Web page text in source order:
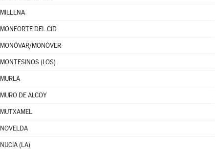
MILLENA
MONFORTE DEL CID
MONÓVAR/MONÒVER
MONTESINOS (LOS)
MURLA
MURO DE ALCOY
MUTXAMEL
NOVELDA
NUCIA (LA)